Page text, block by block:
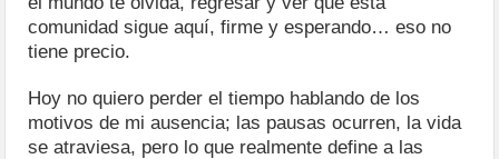
comunidad sigue aquí, firme y esperando… eso no
tiene precio.
Hoy no quiero perder el tiempo hablando de los
motivos de mi ausencia; las pausas ocurren, la vida
se atraviesa, pero lo que realmente define a las